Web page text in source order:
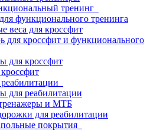
тренинг
функционального тренинга
веса для кроссфит
для кроссфит и функционального
для кроссфит
для реабилитации
и МТБ
для реабилитации
покрытия